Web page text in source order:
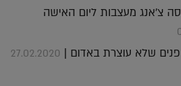
צ'אנג מעצבות ליום האישה
שלא עוצרת באדום | 27.02.2020